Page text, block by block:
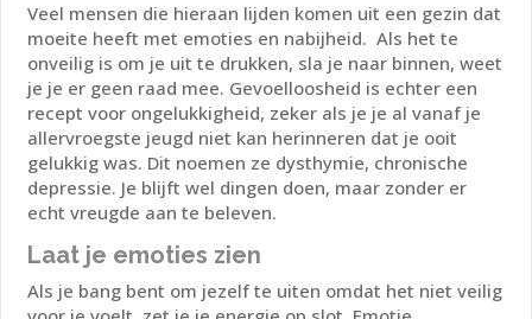
Veel mensen die hieraan lijden komen uit een gezin dat
moeite heeft met emoties en nabijheid. Als het te
onveilig is om je uit te drukken, sla je naar binnen, weet
je je er geen raad mee. Gevoelloosheid is echter een
recept voor ongelukkigheid, zeker als je je al vanaf je
allervroegste jeugd niet kan herinneren dat je ooit
gelukkig was. Dit noemen ze dysthymie, chronische
depressie. Je blijft wel dingen doen, maar zonder er
echt vreugde aan te beleven.
Laat je emoties zien
Als je bang bent om jezelf te uiten omdat het niet veilig